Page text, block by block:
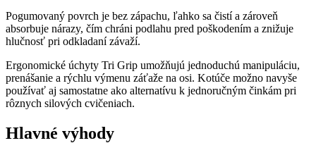
Pogumovaný povrch je bez zápachu, ľahko sa čistí a zároveň
absorbuje nárazy, čím chráni podlahu pred poškodením a znižuje
hlučnosť pri odkladaní závaží.
Ergonomické úchyty Tri Grip umožňujú jednoduchú manipuláciu,
prenášanie a rýchlu výmenu záťaže na osi. Kotúče možno navyše
používať aj samostatne ako alternatívu k jednoručným činkám pri
rôznych silových cvičeniach.
Hlavné výhody